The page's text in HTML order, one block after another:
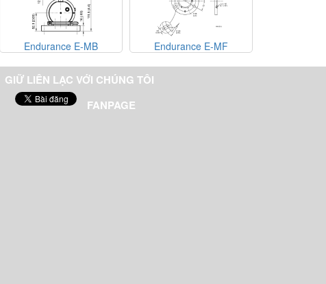
Endurance E-MF Endurance E-TJ1
GIỮ LIÊN LẠC VỚI CHÚNG TÔI
FANPAGE